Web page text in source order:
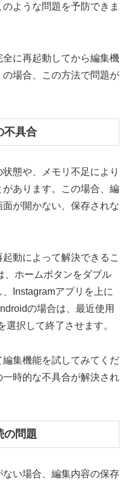
ような問題を予防できま
に再起動してから編集機
場合、この方法で問題が
不具合
態や、メモリ不足により
あります。この場合、編
が開かない、保存されな
動によって解決できるこ
、ホームボタンをダブル
Instagramアプリを上に
の場合は、最近使用
選択して終了させます。
集機能を試してみてくだ
時的な不具合が解決され
の問題
い場合、編集内容の保存